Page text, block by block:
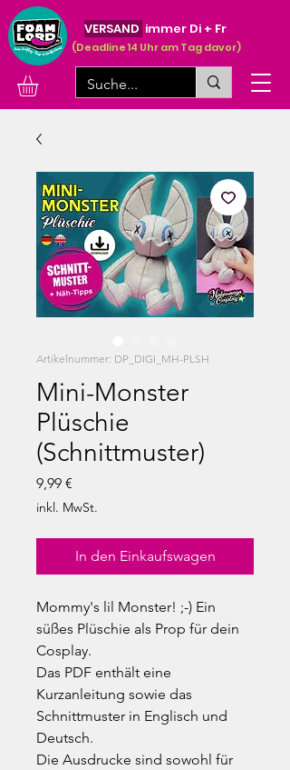
VERSAND immer Di + Fr
(Deadline 14 Uhr am Tag davor)
Artikelnummer: DP_DIGI_MH-PLSH
Mini-Monster
Plüschie
(Schnittmuster)
9,99 €
inkl. MwSt.
In den Einkaufswagen
Mommy's lil Monster! ;-) Ein
süßes Plüschie als Prop für dein
Cosplay.
Das PDF enthält eine
Kurzanleitung sowie das
Schnittmuster in Englisch und
Deutsch.
Die Ausdrucke sind sowohl für